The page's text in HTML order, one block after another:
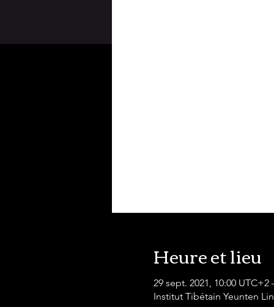
Heure et lieu
29 sept. 2021, 10:00 UTC+2
Institut Tibétain Yeunten